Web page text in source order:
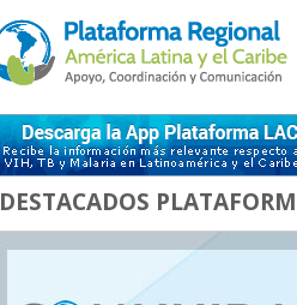
DESTACADOS